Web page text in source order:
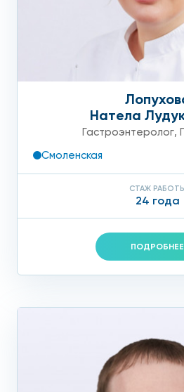
Натела
Гастроэнтеролог,
Смоленская
СТАЖ
24 года
ПОДРОБНЕЕ